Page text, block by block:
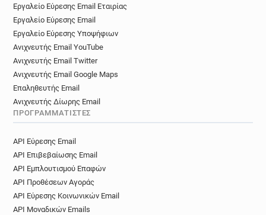
Εργαλείο Εύρεσης Email Εταιρίας
Εργαλείο Εύρεσης Email
Εργαλείο Εύρεσης Υποψήφιων
Ανιχνευτής Email YouTube
Ανιχνευτής Email Twitter
Ανιχνευτής Email Google Maps
Επαληθευτής Email
Ανιχνευτής Δίωρης Email
ΠΡΟΓΡΑΜΜΑΤΙΣΤΈΣ
API Εύρεσης Email
API Επιβεβαίωσης Email
API Εμπλουτισμού Επαφών
API Προθέσεων Αγοράς
API Εύρεσης Κοινωνικών Email
API Μοναδικών Emails